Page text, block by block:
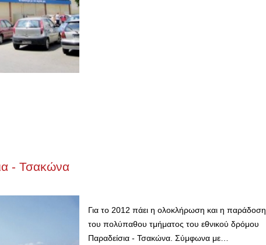
- Τσακώνα
Για το 2012 πάει η ολοκλήρωση και η παράδοση
του πολύπαθου τμήματος του εθνικού δρόμου
Παραδείσια - Τσακώνα. Σύμφωνα με…